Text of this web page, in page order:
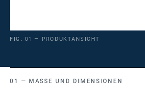
FIG. 01 — PRODUKTANSICHT
MASSE UND DIMENSIONEN